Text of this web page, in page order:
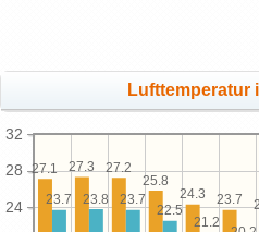
Lufttemperatur
24
28
32
23.7
24.3
25.8
27.2
27.3
27.1
21.2
22.5
23.7
23.8
23.7